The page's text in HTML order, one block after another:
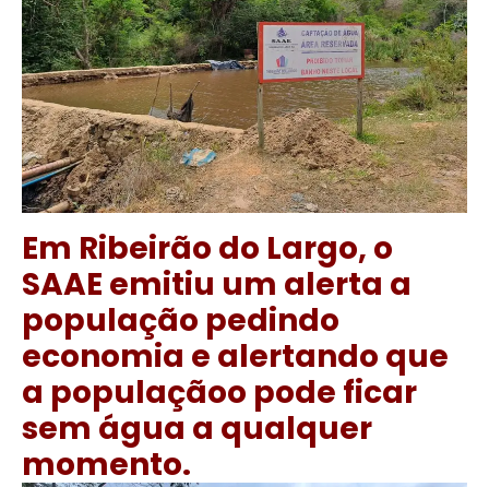
Em Ribeirão do Largo, o
SAAE emitiu um alerta a
população pedindo
economia e alertando que
a populaçãoo pode ficar
sem água a qualquer
momento.